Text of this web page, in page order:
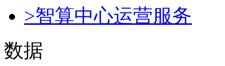
>智算中心运营服务
数据